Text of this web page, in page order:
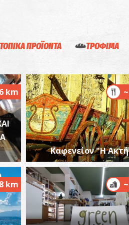
Ρωμανού
ΤΟΠΙΚΑ ΠΡΟΪΟΝΤΑ
ΤΡΟΦΙΜΑ
km
Καφενείον "Η
km